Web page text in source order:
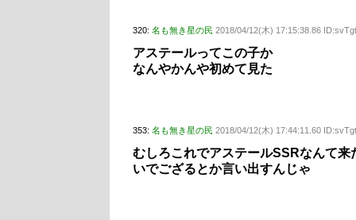
320: 名も無き星の民 2018/04/12(木) 17:15:38.86
アステールってこの子か
なんやかんや初めて見た
353: 名も無き星の民 2018/04/12(木) 17:44:11.60
むしろこれでアステールSSRなんて
いでござるとか言い出すんじゃ